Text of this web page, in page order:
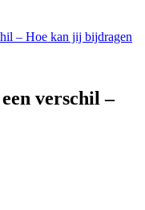
– Hoe kan jij bijdragen
verschil –